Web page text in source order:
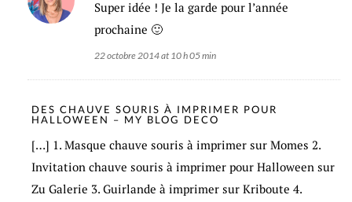
Super idée ! Je la garde pour l’année
prochaine 🙂
22 octobre 2014 at 10 h 05 min
DES CHAUVE SOURIS À IMPRIMER POUR
HALLOWEEN – MY BLOG DECO
[…] 1. Masque chauve souris à imprimer sur Momes 2.
Invitation chauve souris à imprimer pour Halloween sur
Zu Galerie 3. Guirlande à imprimer sur Kriboute 4.